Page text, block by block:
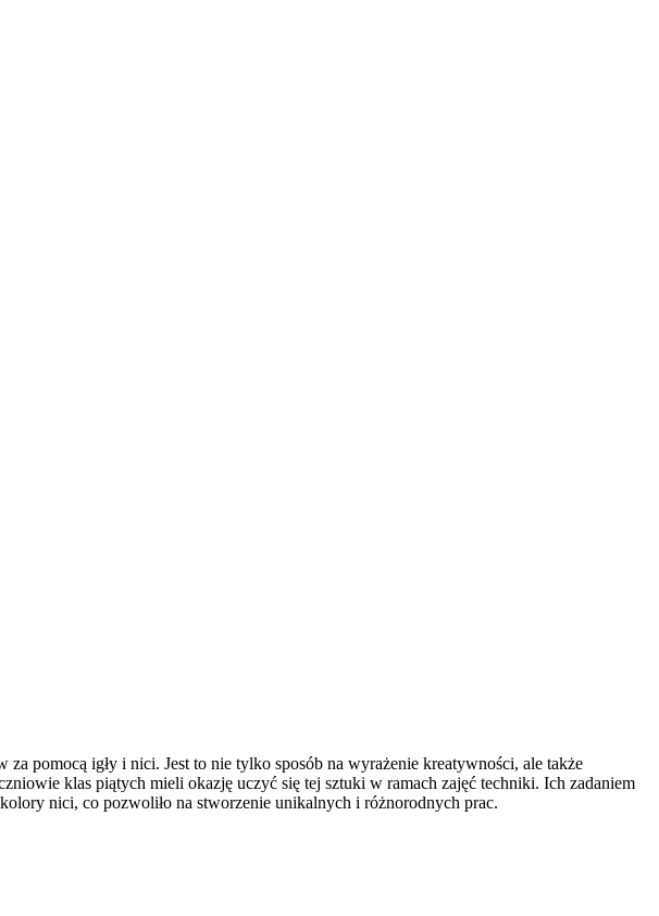
pomocą igły i nici. Jest to nie tylko sposób na wyrażenie kreatywności, ale także
klas piątych mieli okazję uczyć się tej sztuki w ramach zajęć techniki. Ich zadaniem
nici, co pozwoliło na stworzenie unikalnych i różnorodnych prac.